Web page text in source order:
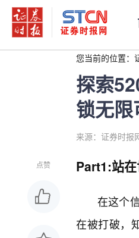
您当前的位置：
探索
锁无
来源：证券时报
点赞 Part1:站
在这个
在被打破，